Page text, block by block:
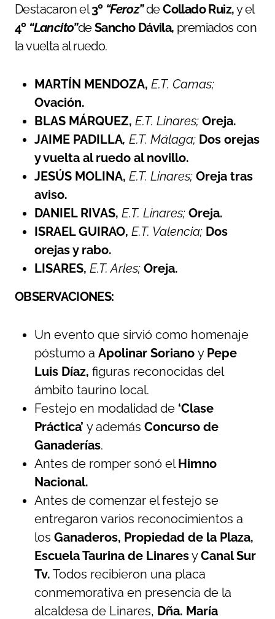
Destacaron el3º “Feroz”deCollado Ruiz,y el
4º “Lancito”deSancho Dávila, premiados con
la vuelta al ruedo.
MARTÍN MENDOZA, E.T. Camas;
Ovación.
BLAS MÁRQUEZ, E.T. Linares; Oreja.
JAIME PADILLA, E.T. Málaga; Dos orejas
y vuelta al ruedo al novillo.
JESÚS MOLINA, E.T. Linares; Oreja tras
aviso.
DANIEL RIVAS, E.T. Linares; Oreja.
ISRAEL GUIRAO, E.T. Valencia; Dos
orejas y rabo.
LISARES, E.T. Arles; Oreja.
OBSERVACIONES:
Un evento que sirvió como homenaje
póstumo a Apolinar Soriano y Pepe
Luis Díaz, figuras reconocidas del
ámbito taurino local.
Festejo en modalidad de ‘Clase
Práctica’ y además Concurso de
Ganaderías.
Antes de romper sonó elHimno
Nacional.
Antes de comenzar el festejo se
entregaron varios reconocimientos a
los Ganaderos, Propiedad de la Plaza,
Escuela Taurina de LinaresyCanal Sur
Tv. Todos recibieron una placa
conmemorativa en presencia de la
alcaldesa de Linares, Dña. María